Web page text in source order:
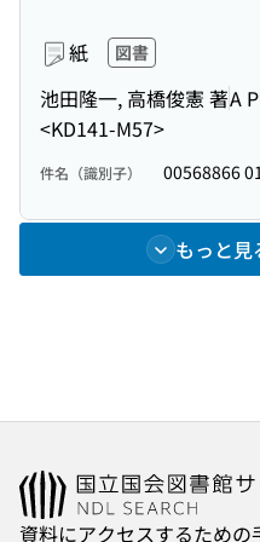
紙 図書
池田隆一, 高橋俊憲 著A
<KD141-M57>
件名（識別子） 00568866
もっと見
資料にアクセスするための